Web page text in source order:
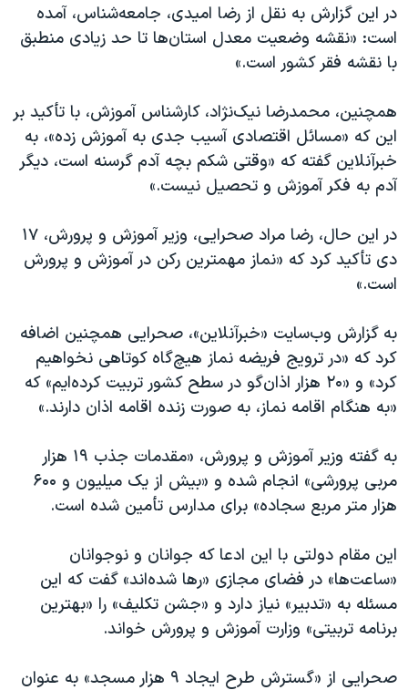
در این گزارش به نقل از رضا امیدی، جامعه‌شناس، آمده
است: «نقشه وضعیت معدل استان‌ها تا حد زیادی منطبق
با نقشه فقر کشور است.»
همچنین، محمدرضا نیک‌نژاد، کارشناس آموزش، با تأکید بر
این که «مسائل اقتصادی آسیب جدی به آموزش زده»، به
خبرآنلاین گفته که «وقتی شکم بچه آدم گرسنه است، دیگر
آدم به فکر آموزش و تحصیل نیست.»
در این حال، رضا مراد صحرایی، وزیر آموزش و پرورش، ۱۷
دی تأکید کرد که «نماز مهمترین رکن در آموزش و پرورش
است.»
به گزارش وب‌سایت «خبرآنلاین»، صحرایی همچنین اضافه
کرد که «در ترویج فریضه نماز هیچ‌گاه کوتاهی نخواهیم
کرد» و «۲۰ هزار اذان‌گو در سطح کشور تربیت کرده‌ایم» که
«به هنگام اقامه نماز، به صورت زنده اقامه اذان دارند.»
به گفته وزیر آموزش و پرورش، «مقدمات جذب ۱۹ هزار
مربی پرورشی» انجام شده و «بیش از یک میلیون و ۶۰۰
هزار متر مربع سجاده» برای مدارس تأمین شده است.
این مقام دولتی با این ادعا که جوانان و نوجوانان
«ساعت‌ها» در فضای مجازی «رها شده‌اند» گفت که این
مسئله به «تدبیر» نیاز دارد و «جشن تکلیف» را «بهترین
برنامه تربیتی» وزارت آموزش و پرورش خواند.
صحرایی از «گسترش طرح ایجاد ۹ هزار مسجد» به عنوان